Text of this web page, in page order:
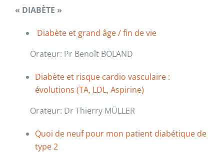
« DIABÈTE »
Diabète et grand âge / fin de vie
Orateur: Pr Benoît BOLAND
Diabète et risque cardio vasculaire :
évolutions (TA, LDL, Aspirine)
Orateur: Dr Thierry MÜLLER
Quoi de neuf pour mon patient diabétique de
type 2